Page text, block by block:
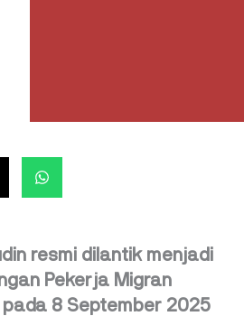
resmi dilantik menjadi
Pekerja Migran
pada 8 September 2025